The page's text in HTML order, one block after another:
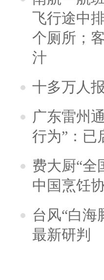
飞行途中
个厕所；
汁
十多万人
广东雷州
行为”：已
费大厨“全
中国烹饪
台风“白海
最新研判